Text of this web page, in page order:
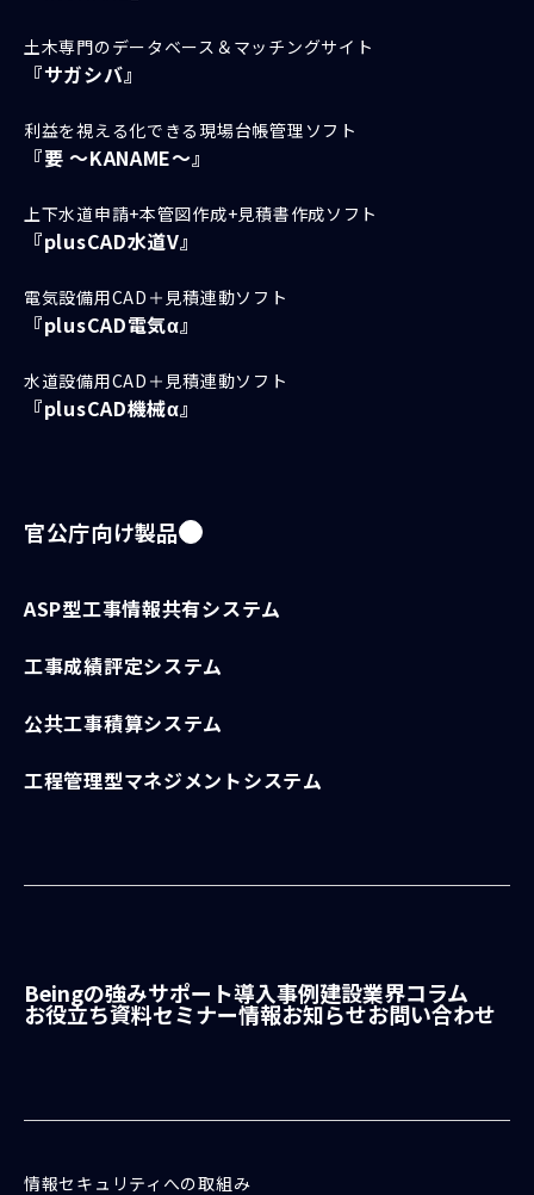
土木専門のデータベース＆マッチングサイト
『サガシバ』
利益を視える化できる現場台帳管理ソフト
『要 ～KANAME～』
上下水道申請+本管図作成+見積書作成ソフト
『plusCAD水道V』
電気設備用CAD＋見積連動ソフト
『plusCAD電気α』
水道設備用CAD＋見積連動ソフト
『plusCAD機械α』
官公庁向け製品
ASP型工事情報共有システム
工事成績評定システム
公共工事積算システム
工程管理型マネジメントシステム
Beingの強みサポート導入事例建設業界コラム
お役立ち資料セミナー情報お知らせお問い合わせ
情報セキュリティへの取組み